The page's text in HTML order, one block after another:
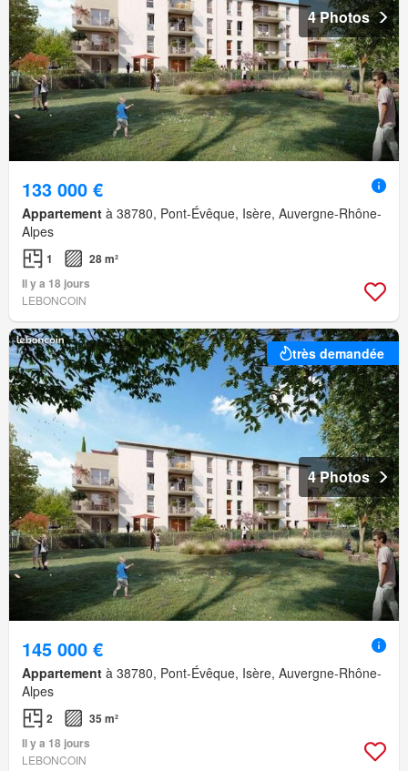
4 Photos
133 000 €
Appartement à 38780, Pont-Évêque, Isère, Auvergne-Rhône-
Alpes
1
28 m²
Il y a 18 jours
LEBONCOIN
très demandée
4 Photos
145 000 €
Appartement à 38780, Pont-Évêque, Isère, Auvergne-Rhône-
Alpes
2
35 m²
Il y a 18 jours
LEBONCOIN